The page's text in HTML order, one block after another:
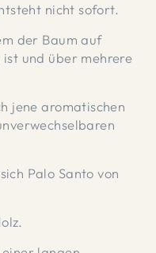
nicht sofort.
der Baum auf
und über mehrere
jene aromatischen
Palo Santo von